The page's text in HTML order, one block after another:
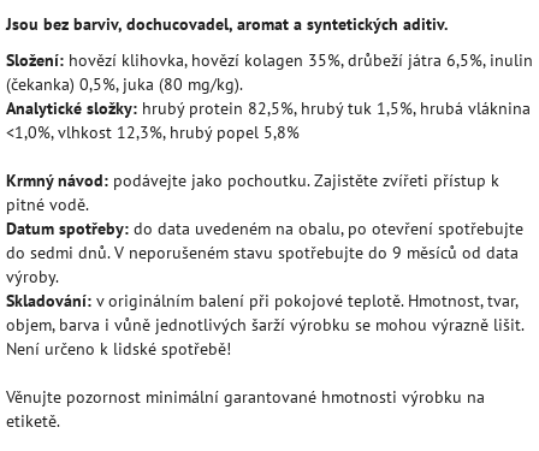
Jsou bez barviv, dochucovadel, aromat a syntetických aditiv.
Složení: hovězí klihovka, hovězí kolagen 35%, drůbeží játra 6,5%, inulin
(čekanka) 0,5%, juka (80 mg/kg).
Analytické složky: hrubý protein 82,5%, hrubý tuk 1,5%, hrubá vláknina
<1,0%, vlhkost 12,3%, hrubý popel 5,8%
Krmný návod: podávejte jako pochoutku. Zajistěte zvířeti přístup k
pitné vodě.
Datum spotřeby: do data uvedeném na obalu, po otevření spotřebujte
do sedmi dnů. V neporušeném stavu spotřebujte do 9 měsíců od data
výroby.
Skladování: v originálním balení při pokojové teplotě. Hmotnost, tvar,
objem, barva i vůně jednotlivých šarží výrobku se mohou výrazně lišit.
Není určeno k lidské spotřebě!
Věnujte pozornost minimální garantované hmotnosti výrobku na
etiketě.